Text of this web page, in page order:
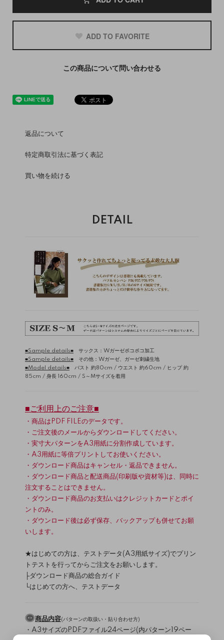
ADD TO FAVORITE
この商品について問い合わせる
返品について
特定商取引法に基づく表記
買い物を続ける
DETAIL
■Sample details■ サックス：Wガーゼポコポコ加工
■Sample details■ その他：Wガーゼ、ガーゼ刺繍生地
■Model details■ バスト 約80cm / ウエスト 約60cm / ヒップ 約
85cm / 身長 160cm / S～Mサイズを着用
■ご利用上のご注意■
・商品はPDF FILEのデータです。
・ご注文後のメールからダウンロードしてください。
・実寸大パターンをA3用紙に分割作成しています。
・A3用紙に等倍プリントしてお使いください。
・ダウンロード商品はキャンセル・返品できません。
・ダウンロード商品と配送商品(印刷版や資材等)は、同時に
注文することはできません。
・ダウンロード商品のお支払いはクレジットカードとポイ
ントのみ。
・ダウンロード後は必ず保存、バックアップも併せてお願
いします。
★はじめての方は、テストデータ(A3用紙サイズ)でプリン
トテストを行ってからご注文をお願いします。
├ダウンロード商品の総合ガイド
└はじめての方へ、テストデータ
商品内容(パターンの取扱い・貼り合わせ方)
・A3サイズのPDFファイル24ページ(内パターン19ペー